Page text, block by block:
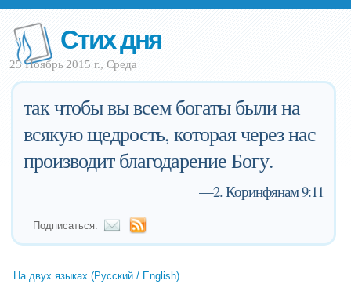
Стих дня
25 Ноябрь 2015 г., Среда
так чтобы вы всем богаты были на
всякую щедрость, которая через нас
производит благодарение Богу.
—2. Коринфянам 9:11
Подписаться:
На двух языках (Русский / English)